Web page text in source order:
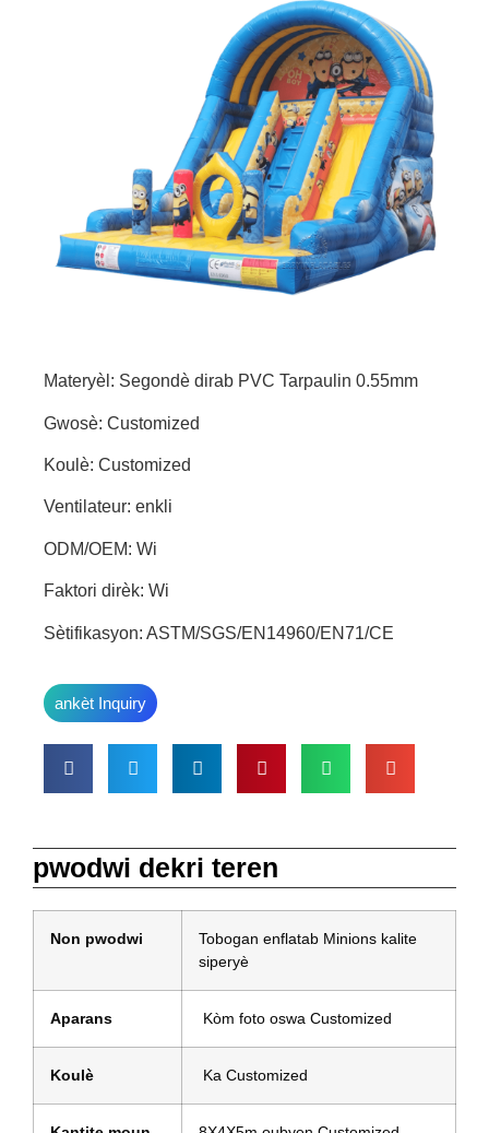
Materyèl: Segondè dirab PVC Tarpaulin 0.55mm
Gwosè: Customized
Koulè: Customized
Ventilateur: enkli
ODM/OEM: Wi
Faktori dirèk: Wi
Sètifikasyon: ASTM/SGS/EN14960/EN71/CE
ankèt Inquiry
pwodwi dekri teren
Non pwodwi
Tobogan enflatab Minions kalite
siperyè
Aparans Kòm foto oswa Customized
Koulè Ka Customized